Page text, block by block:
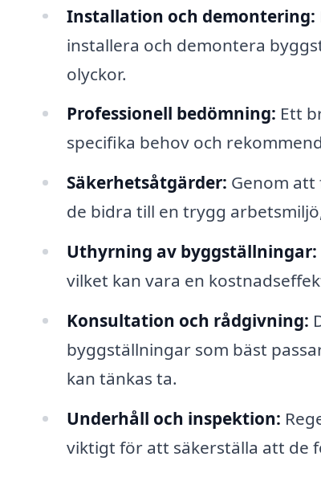
Installation och demontering:
installera och demontera
olyckor.
Professionell bedömning: Ett
specifika behov och
Säkerhetsåtgärder: Genom att
de bidra till en trygg
Uthyrning av byggställningar:
vilket kan vara en
Konsultation och rådgivning:
byggställningar som bäst
kan tänkas ta.
Underhåll och inspektion:
viktigt för att säkerställa att de